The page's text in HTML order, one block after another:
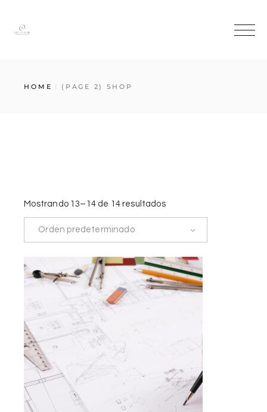
HOME (PAGE 2) SHOP
Mostrando 13–14 de 14 resultados
Orden predeterminado